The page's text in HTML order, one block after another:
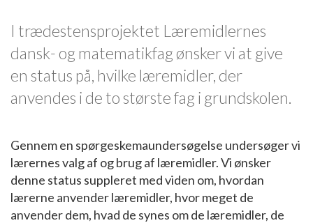
I trædestensprojektet Læremidlernes
dansk- og matematikfag ønsker vi at give
en status på, hvilke læremidler, der
anvendes i de to største fag i grundskolen.
Gennem en spørgeskemaundersøgelse undersøger vi
lærernes valg af og brug af læremidler. Vi ønsker
denne status suppleret med viden om, hvordan
lærerne anvender læremidler, hvor meget de
anvender dem, hvad de synes om de læremidler, de